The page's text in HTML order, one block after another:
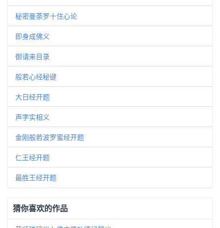
秘密曼荼罗十住心论
即身成佛义
御请来目录
般若心经秘键
大日经开题
声字实相义
金刚般若波罗蜜经开题
仁王经开题
最胜王经开题
猜你喜欢的作品